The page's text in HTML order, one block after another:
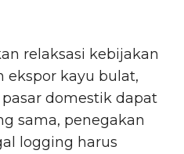
relaksasi kebijakan
ekspor kayu bulat,
domestik dapat
sama, penegakan
logging harus